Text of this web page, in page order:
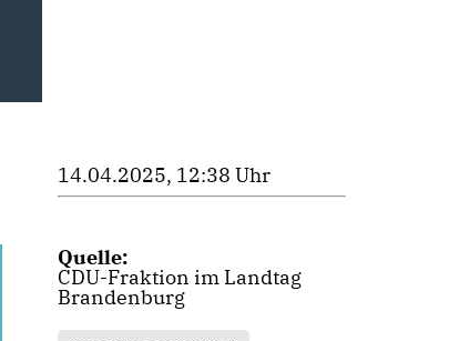
14.04.2025, 12:38 Uhr
Quelle:
CDU-Fraktion im Landtag
Brandenburg